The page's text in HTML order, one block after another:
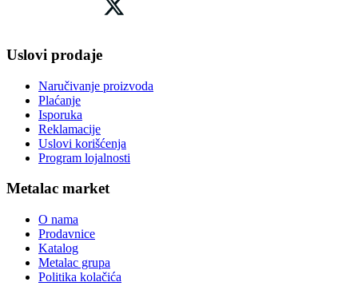
Uslovi prodaje
Naručivanje proizvoda
Plaćanje
Isporuka
Reklamacije
Uslovi korišćenja
Program lojalnosti
Metalac market
O nama
Prodavnice
Katalog
Metalac grupa
Politika kolačića